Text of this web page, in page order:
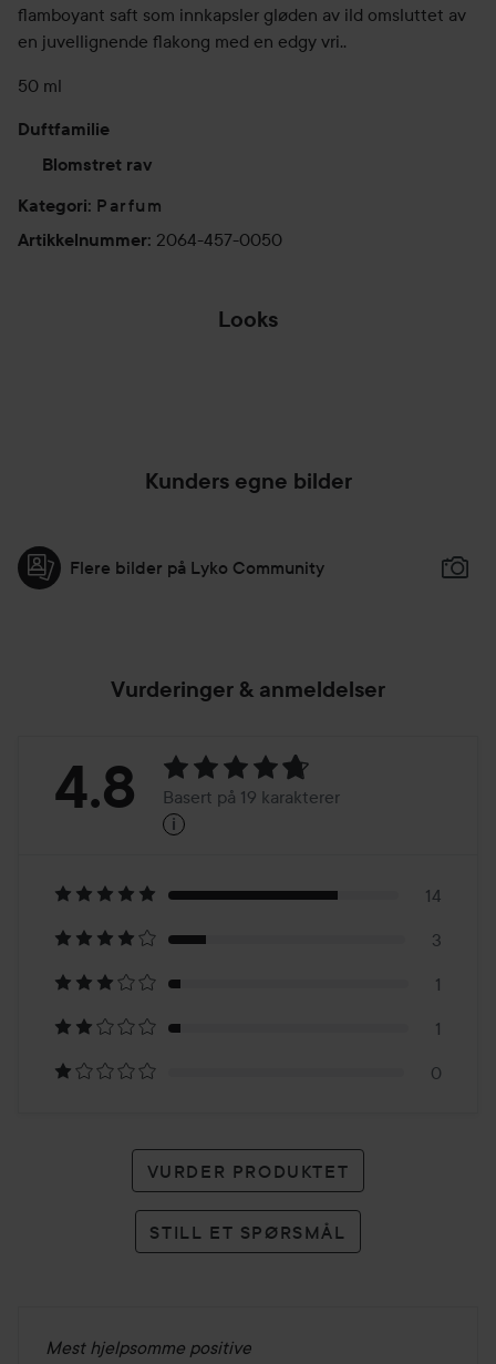
flamboyant saft som innkapsler gløden av ild omsluttet av
en juvellignende flakong med en edgy vri..
50 ml
Duftfamilie
Blomstret rav
Kategori: Parfum
Artikkelnummer: 2064-457-0050
Looks
Kunders egne bilder
Flere bilder på Lyko Community
Vurderinger & anmeldelser
Vurdering:
Basert
på
19
karakterer
4.8 Basert på 19 karakterer
i
14
3
1
1
0
VURDER PRODUKTET
STILL ET SPØRSMÅL
Mest hjelpsomme positive